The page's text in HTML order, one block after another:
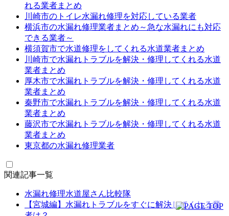
れる業者まとめ
川崎市のトイレ水漏れ修理を対応している業者
横浜市の水漏れ修理業者まとめ～急な水漏れにも対応
できる業者～
横須賀市で水道修理をしてくれる水道業者まとめ
川崎市で水漏れトラブルを解決・修理してくれる水道
業者まとめ
厚木市で水漏れトラブルを解決・修理してくれる水道
業者まとめ
秦野市で水漏れトラブルを解決・修理してくれる水道
業者まとめ
藤沢市で水漏れトラブルを解決・修理してくれる水道
業者まとめ
東京都の水漏れ修理業者
関連記事一覧
水漏れ修理水道屋さん比較隊
【宮城編】水漏れトラブルをすぐに解決してくれる業